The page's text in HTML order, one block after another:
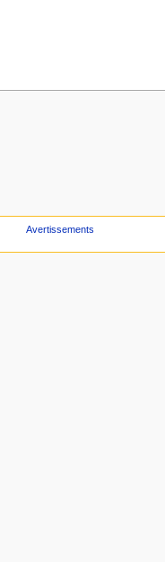
Avertissements